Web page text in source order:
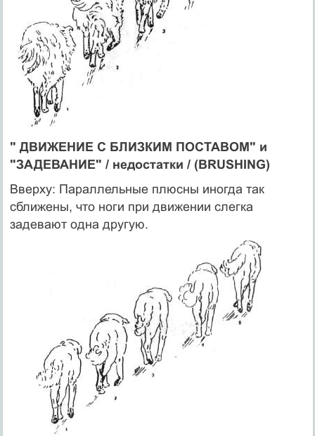
" ДВИЖЕНИЕ С БЛИЗКИМ ПОСТАВОМ" и
"ЗАДЕВАНИЕ" / недостатки / (BRUSHING)
Вверху: Параллельные плюсны иногда так
сближены, что ноги при движении слегка
задевают одна другую.